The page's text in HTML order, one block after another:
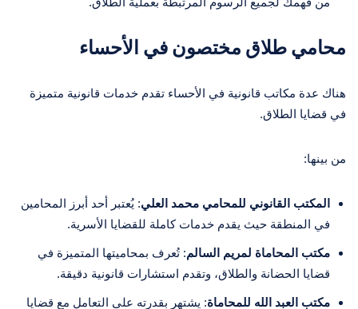
محامي طلاق مختصون في الأحساء
هناك عدة مكاتب قانونية في الأحساء تقدم خدمات قانونية متميزة
في قضايا الطلاق.
من بينها:
المكتب القانوني للمحامي محمد العلي: يُعتبر أحد أبرز المحامين
في المنطقة حيث يقدم خدمات كاملة للقضايا الأسرية.
مكتب المحاماة لمريم السالم: تُعرف بمحاميتها المتميزة في
قضايا الحضانة والطلاق، وتقدم استشارات قانونية دقيقة.
مكتب العبد الله للمحاماة: يشتهر بقدرته على التعامل مع قضايا